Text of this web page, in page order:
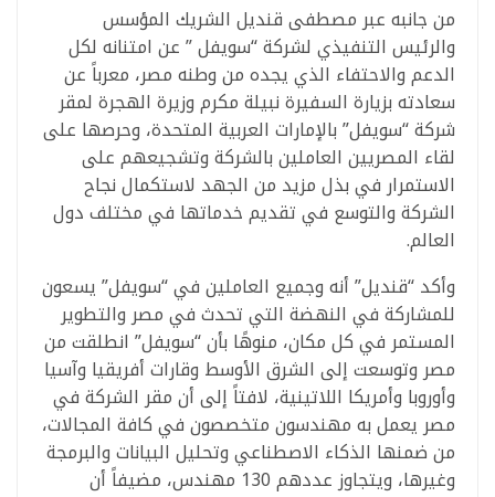
من جانبه عبر مصطفى قنديل الشريك المؤسس
والرئيس التنفيذي لشركة “سويفل ” عن امتنانه لكل
الدعم والاحتفاء الذي يجده من وطنه مصر، معرباً عن
سعادته بزيارة السفيرة نبيلة مكرم وزيرة الهجرة لمقر
شركة “سويفل” بالإمارات العربية المتحدة، وحرصها على
لقاء المصريين العاملين بالشركة وتشجيعهم على
الاستمرار في بذل مزيد من الجهد لاستكمال نجاح
الشركة والتوسع في تقديم خدماتها في مختلف دول
العالم.
وأكد “قنديل” أنه وجميع العاملين في “سويفل” يسعون
للمشاركة في النهضة التي تحدث في مصر والتطوير
المستمر في كل مكان، منوهًا بأن “سويفل” انطلقت من
مصر وتوسعت إلى الشرق الأوسط وقارات أفريقيا وآسيا
وأوروبا وأمريكا اللاتينية، لافتاً إلى أن مقر الشركة في
مصر يعمل به مهندسون متخصصون في كافة المجالات،
من ضمنها الذكاء الاصطناعي وتحليل البيانات والبرمجة
وغيرها، ويتجاوز عددهم 130 مهندس، مضيفاً أن